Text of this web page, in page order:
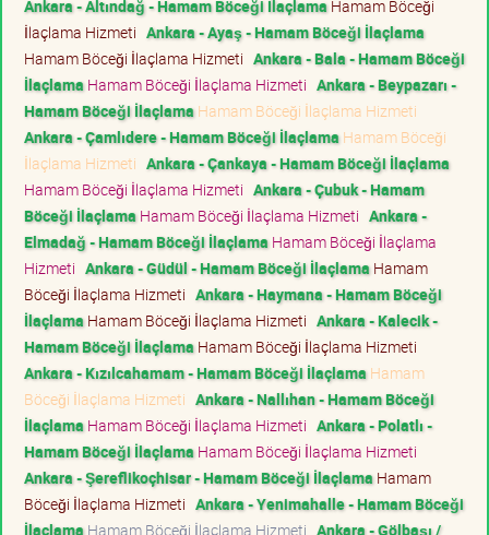
Ankara - Altındağ - Hamam Böceği İlaçlama Hamam Böceği
İlaçlama Hizmeti Ankara - Ayaş - Hamam Böceği İlaçlama
Hamam Böceği İlaçlama Hizmeti Ankara - Bala - Hamam Böceği
İlaçlama Hamam Böceği İlaçlama Hizmeti Ankara - Beypazarı -
Hamam Böceği İlaçlama Hamam Böceği İlaçlama Hizmeti
Ankara - Çamlıdere - Hamam Böceği İlaçlama Hamam Böceği
İlaçlama Hizmeti Ankara - Çankaya - Hamam Böceği İlaçlama
Hamam Böceği İlaçlama Hizmeti Ankara - Çubuk - Hamam
Böceği İlaçlama Hamam Böceği İlaçlama Hizmeti Ankara -
Elmadağ - Hamam Böceği İlaçlama Hamam Böceği İlaçlama
Hizmeti Ankara - Güdül - Hamam Böceği İlaçlama Hamam
Böceği İlaçlama Hizmeti Ankara - Haymana - Hamam Böceği
İlaçlama Hamam Böceği İlaçlama Hizmeti Ankara - Kalecik -
Hamam Böceği İlaçlama Hamam Böceği İlaçlama Hizmeti
Ankara - Kızılcahamam - Hamam Böceği İlaçlama Hamam
Böceği İlaçlama Hizmeti Ankara - Nallıhan - Hamam Böceği
İlaçlama Hamam Böceği İlaçlama Hizmeti Ankara - Polatlı -
Hamam Böceği İlaçlama Hamam Böceği İlaçlama Hizmeti
Ankara - Şereflikoçhisar - Hamam Böceği İlaçlama Hamam
Böceği İlaçlama Hizmeti Ankara - Yenimahalle - Hamam Böceği
İlaçlama Hamam Böceği İlaçlama Hizmeti Ankara - Gölbaşı /